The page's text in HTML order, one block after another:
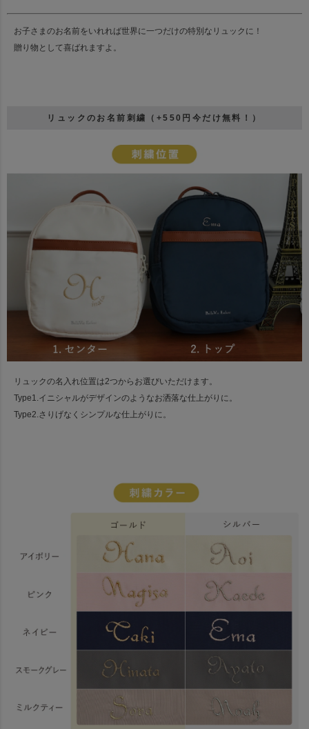
お子さまのお名前をいれれば世界に一つだけの特別なリュックに！
贈り物として喜ばれますよ。
リュックのお名前刺繍（+550円今だけ無料！）
リュックの名入れ位置は2つからお選びいただけます。
Type1.イニシャルがデザインのようなお洒落な仕上がりに。
Type2.さりげなくシンプルな仕上がりに。